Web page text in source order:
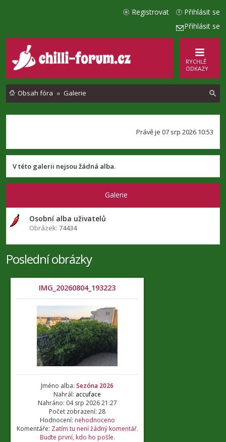
Přihlásit se
Přihlásit se
Registrovat
RYCHLÉ
ODKAZY
Obsah fóra Galerie
d
t
Právě je 07 srp 2026 10:53
V této galerii nejsou žádná alba.
Galerie
Osobní alba uživatelů
Obrázek: 74434
Poslední obrázky
IMG_20260804_193223
Jméno alba: Sezóna 2026
Nahrál: accuface
Nahráno: 04 srp 2026 21:27
Počet zobrazení: 28
Hodnocení: nehodnoceno
Komentáře: Zatím tu není žádný komentář.
Buďte první, kdo ho pošle.